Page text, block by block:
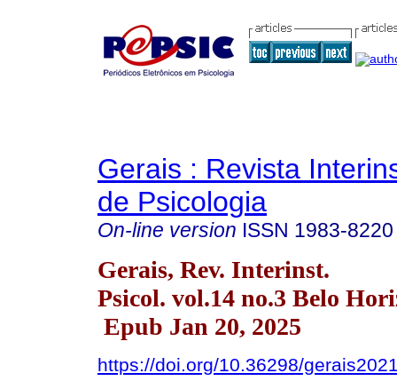
Gerais : Revista
de Psicologia
On-line version ISSN 1983-8220
Gerais, Rev. Interinst.
Psicol. vol.14 no.3 Belo
Epub Jan 20, 2025
https://doi.org/10.36298/